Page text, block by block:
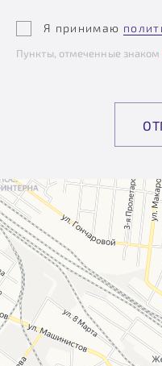
Я принимаю
Пункты, отмеченные знаком